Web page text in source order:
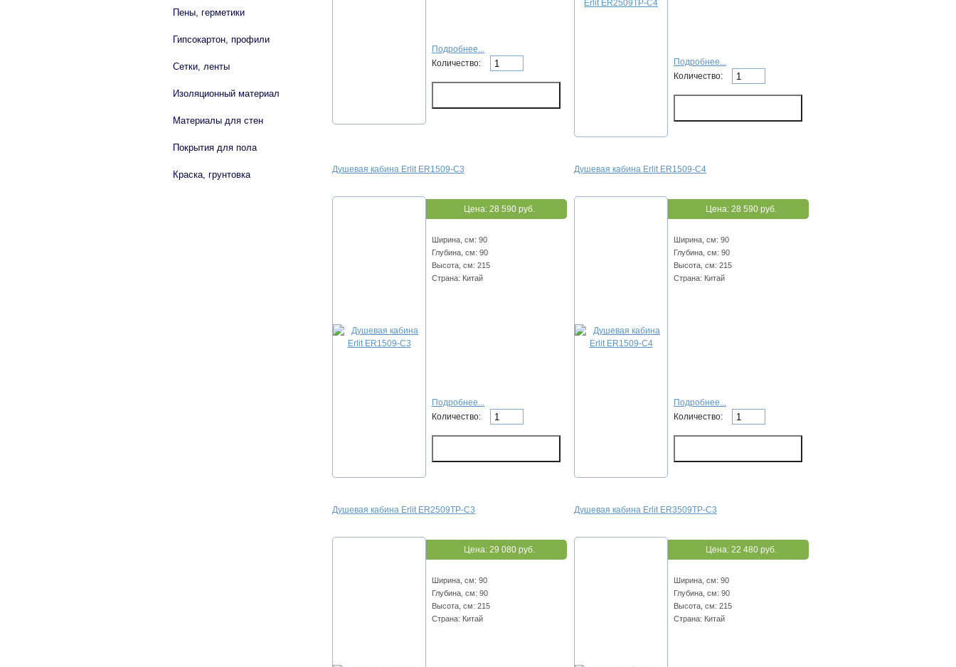
Подробнее...
Количество:
Подробнее...
Количество:
Душевая кабина Erlit ER1509-C3
Цена: 28 590 руб.
Ширина, см: 90
Глубина, см: 90
Высота, см: 215
Страна: Китай
Подробнее...
Количество:
Душевая кабина Erlit ER1509-C4
Цена: 28 590 руб.
Ширина, см: 90
Глубина, см: 90
Высота, см: 215
Страна: Китай
Подробнее...
Количество:
Душевая кабина Erlit ER2509TP-C3
Цена: 29 080 руб.
Ширина, см: 90
Глубина, см: 90
Высота, см: 215
Страна: Китай
Душевая кабина Erlit ER3509TP-C3
Цена: 22 480 руб.
Ширина, см: 90
Глубина, см: 90
Высота, см: 215
Страна: Китай
Пены, герметики
Гипсокартон, профили
Сетки, ленты
Изоляционный материал
Материалы для стен
Покрытия для пола
Краска, грунтовка